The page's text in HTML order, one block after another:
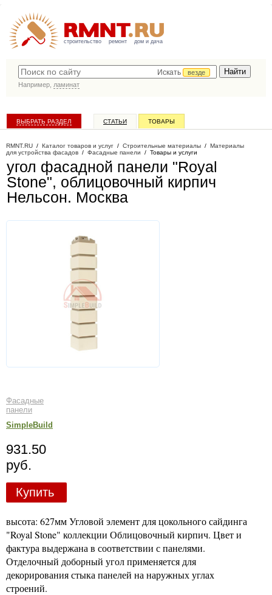
строительство ремонт дом и дача
Искать
везде
Например, ламинат
ВЫБРАТЬ РАЗДЕЛ СТАТЬИ ТОВАРЫ
RMNT.RU / Каталог товаров и услуг / Строительные материалы / Материалы
для устройства фасадов / Фасадные панели / Товары и услуги
угол фасадной панели "Royal
Stone", облицовочный кирпич
Нельсон. Москва
Фасадные
панели
SimpleBuild
931.50
руб.
Купить
высота: 627мм Угловой элемент для цокольного сайдинга
"Royal Stone" коллекции Облицовочный кирпич. Цвет и
фактура выдержана в соответствии с панелями.
Отделочный доборный угол применяется для
декорирования стыка панелей на наружных углах
строений.